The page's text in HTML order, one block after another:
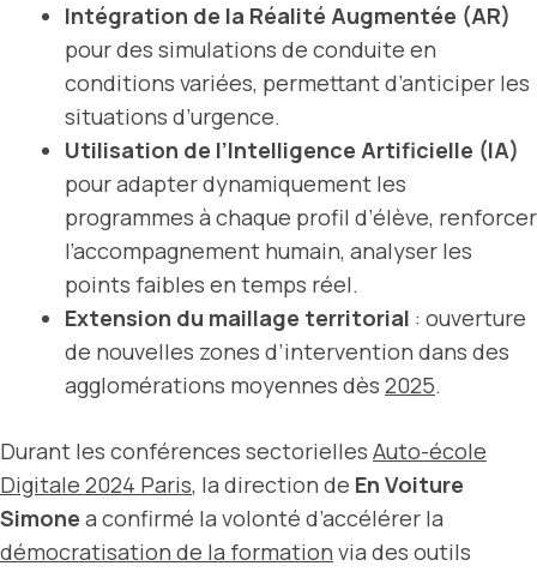
Intégration de la Réalité Augmentée (AR)
pour des simulations de conduite en
conditions variées, permettant d’anticiper les
situations d’urgence.
Utilisation de l’Intelligence Artificielle (IA)
pour adapter dynamiquement les
programmes à chaque profil d’élève, renforcer
l’accompagnement humain, analyser les
points faibles en temps réel.
Extension du maillage territorial : ouverture
de nouvelles zones d’intervention dans des
agglomérations moyennes dès 2025.
Durant les conférences sectorielles Auto-école
Digitale 2024 Paris, la direction de En Voiture
Simone a confirmé la volonté d’accélérer la
démocratisation de la formation via des outils